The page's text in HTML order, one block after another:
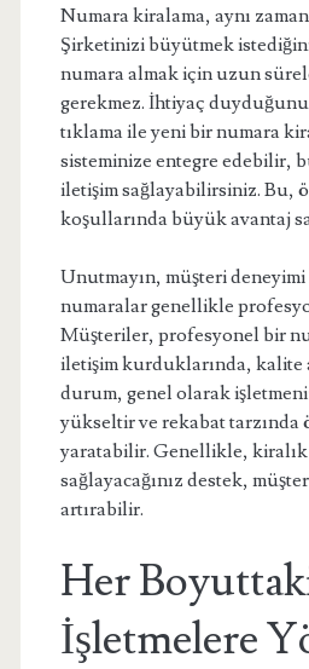
Numara kiralama, aynı
Şirketinizi büyütmek
numara almak için uzun
gerekmez. İhtiyaç
tıklama ile yeni bir numara
sisteminize entegre edebilir,
iletişim sağlayabilirsiniz. Bu,
koşullarında büyük avantaj
Unutmayın, müşteri
numaralar genellikle
Müşteriler, profesyonel bir
iletişim kurduklarında, kalite
durum, genel olarak
yükseltir ve rekabat tarzında
yaratabilir. Genellikle,
sağlayacağınız destek,
artırabilir.
Her
İşletmelere